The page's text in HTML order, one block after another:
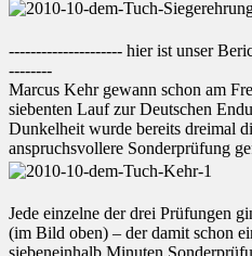
--------------------- hier ist unser
--------
Marcus Kehr gewann schon am
siebenten Lauf zur Deutschen
Dunkelheit wurde bereits dreimal
anspruchsvollere Sonderprüfung
Jede einzelne der drei Prüfungen
(im Bild oben) – der damit schon